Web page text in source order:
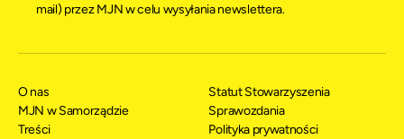
mail) przez MJN w celu wysyłania newslettera.
O nas
MJN w Samorządzie
Treści
Statut Stowarzyszenia
Sprawozdania
Polityka prywatności